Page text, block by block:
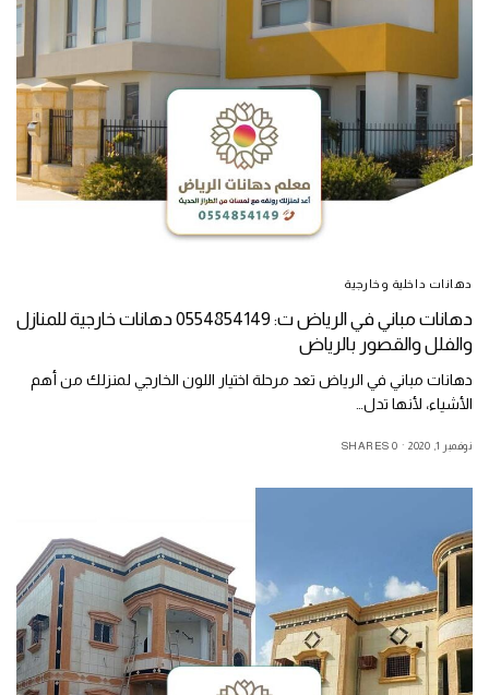
دهانات داخلية وخارجية
دهانات مباني في الرياض ت: 0554854149 دهانات خارجية للمنازل
والفلل والقصور بالرياض
دهانات مباني في الرياض تعد مرحلة اختيار اللون الخارجي لمنزلك من أهم
الأشياء، لأنها تدل…
نوفمبر 1, 2020 0 SHARES